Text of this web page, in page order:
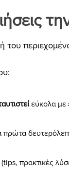
του
εύκολα με
πρώτα
(tips, πρακτικές